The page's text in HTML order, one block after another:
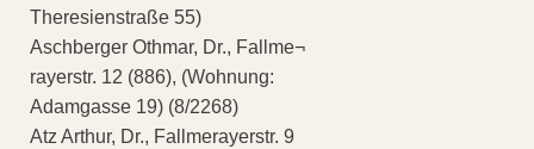
Theresienstraße 55)
Aschberger Othmar, Dr., Fallme¬
rayerstr. 12 (886), (Wohnung:
Adamgasse 19) (8/2268)
Atz Arthur, Dr., Fallmerayerstr. 9